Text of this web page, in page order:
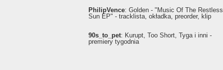
PhilipVence: Golden - "Music Of The Restless
Sun EP" - tracklista, okładka, preorder, klip
90s_to_pet: Kurupt, Too Short, Tyga i inni -
premiery tygodnia